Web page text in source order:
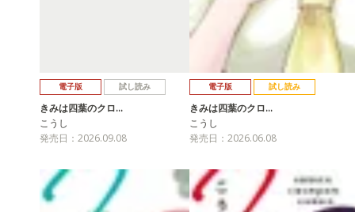
電子版 試し読み
きみは四葉のクロ…
こうし
発売日：2026.09.08
電子版 試し読み
きみは四葉のクロ…
こうし
発売日：2026.06.08